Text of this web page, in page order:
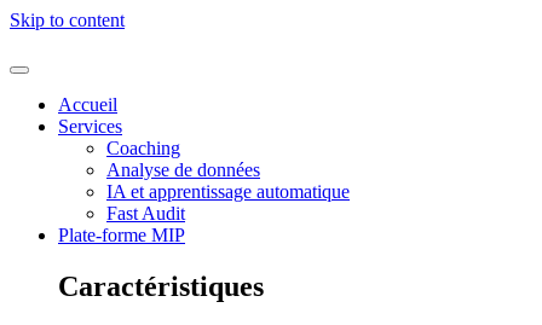
Skip to content
Accueil
Services
Coaching
Analyse de données
IA et apprentissage automatique
Fast Audit
Plate-forme MIP
Caractéristiques